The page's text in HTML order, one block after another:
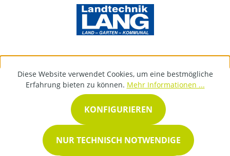
Diese Website verwendet Cookies, um eine bestmögliche
Erfahrung bieten zu können. Mehr Informationen ...
NUR TECHNISCH NOTWENDIGE
KONFIGURIEREN